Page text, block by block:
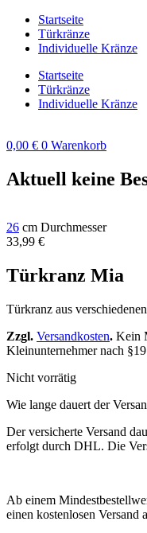
Zum
Inhalt
springen
Startseite
Türkränze
Individuelle Kränze
Startseite
Türkränze
Individuelle Kränze
0,00 € 0 Warenkorb
Aktuell keine
26 cm Durchmesser
33,99 €
Türkranz Mia
Türkranz aus
Zzgl. Versandkosten. Kein
Kleinunternehmer nach
Nicht vorrätig
Wie lange dauert der
Der versicherte Versand
erfolgt durch DHL. Die
Ab einem
einen kostenlosen Versand